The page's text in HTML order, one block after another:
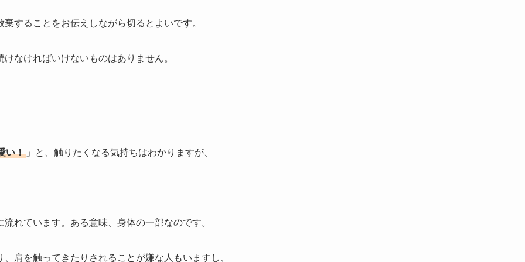
することをお伝えしながら切るとよいです。
なければいけないものはありません。
い！ 」と、触りたくなる気持ちはわかりますが、
れています。ある意味、身体の一部なのです。
肩を触ってきたりされることが嫌な人もいますし、